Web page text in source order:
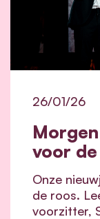
voor
26/01/26
Onze
de roos.
voorzitter,